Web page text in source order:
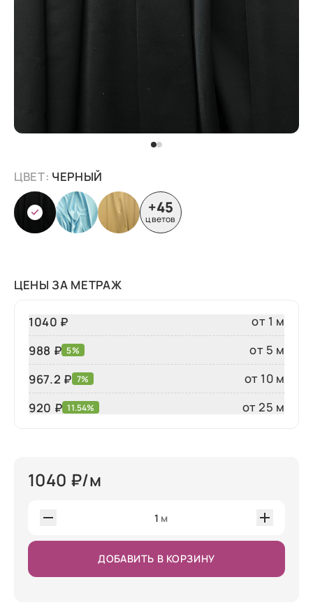
ЦВЕТ: ЧЕРНЫЙ
+45
цветов
ЦЕНЫ ЗА МЕТРАЖ
1040 ₽
от 1 м
988 ₽ 5%
от 5 м
967.2 ₽ 7%
от 10 м
920 ₽ 11.54% от 25 м
1040 ₽/м
1 м
ДОБАВИТЬ В КОРЗИНУ